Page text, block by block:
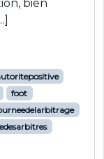
bien
foot